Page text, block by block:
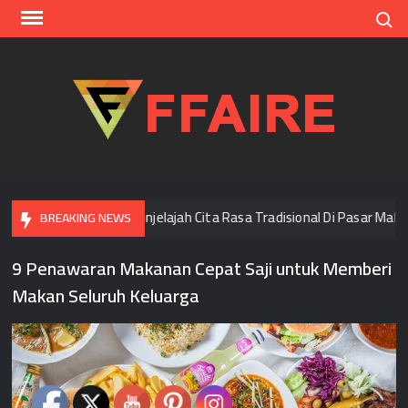
Skip
BREAKING NEWS
Bangkok Menjelajah Cita Rasa Tradisional Di Pasar
9 Penawaran Makanan Cepat Saji untuk Memberi
Makan Seluruh Keluarga